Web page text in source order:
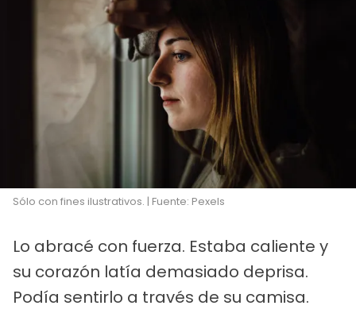
Sólo con fines ilustrativos. | Fuente: Pexels
Lo abracé con fuerza. Estaba caliente y
su corazón latía demasiado deprisa.
Podía sentirlo a través de su camisa.